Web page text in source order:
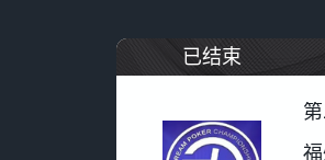
已结束